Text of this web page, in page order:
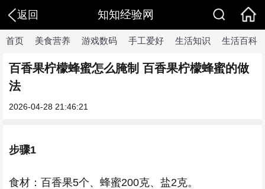
返回 知知经验网
首页 美食营养 游戏数码 手工爱好 生活知识 生活百科
百香果柠檬蜂蜜怎么腌制 百香果柠檬蜂蜜的做
法
2026-04-28 21:46:21
步骤1
食材：百香果5个、蜂蜜200克、盐2克。